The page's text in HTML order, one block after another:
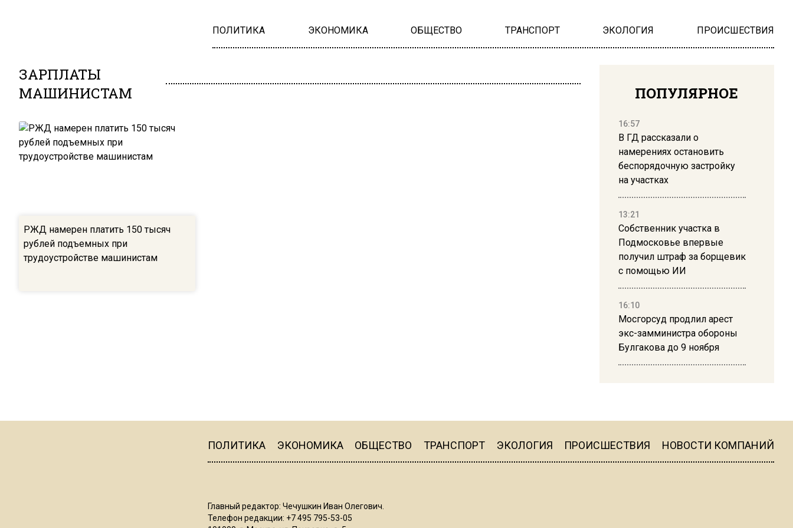
ПОЛИТИКА ЭКОНОМИКА ОБЩЕСТВО ТРАНСПОРТ ЭКОЛОГИЯ ПРОИСШЕСТВИЯ
ЗАРПЛАТЫ
МАШИНИСТАМ
РЖД намерен платить 150 тысяч
рублей подъемных при
трудоустройстве машинистам
ПОПУЛЯРНОЕ
16:57
В ГД рассказали о
намерениях остановить
беспорядочную застройку
на участках
13:21
Собственник участка в
Подмосковье впервые
получил штраф за борщевик
с помощью ИИ
16:10
Мосгорсуд продлил арест
экс-замминистра обороны
Булгакова до 9 ноября
16:19
ПОЛИТИКА ЭКОНОМИКА ОБЩЕСТВО ТРАНСПОРТ ЭКОЛОГИЯ ПРОИСШЕСТВИЯ НОВОСТИ КОМПАНИЙ
Главный редактор: Чечушкин Иван Олегович.
Телефон редакции: +7 495 795-53-05